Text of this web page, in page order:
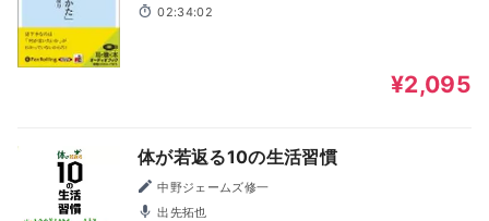
02:34:02
¥2,095
体が若返る10の生活習慣
中野ジェームズ修一
出先拓也